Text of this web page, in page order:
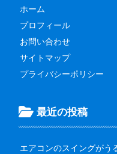
ホーム
プロフィール
お問い合わせ
サイトマップ
プライバシーポリシー
最近の投稿
エアコンのスイングがう